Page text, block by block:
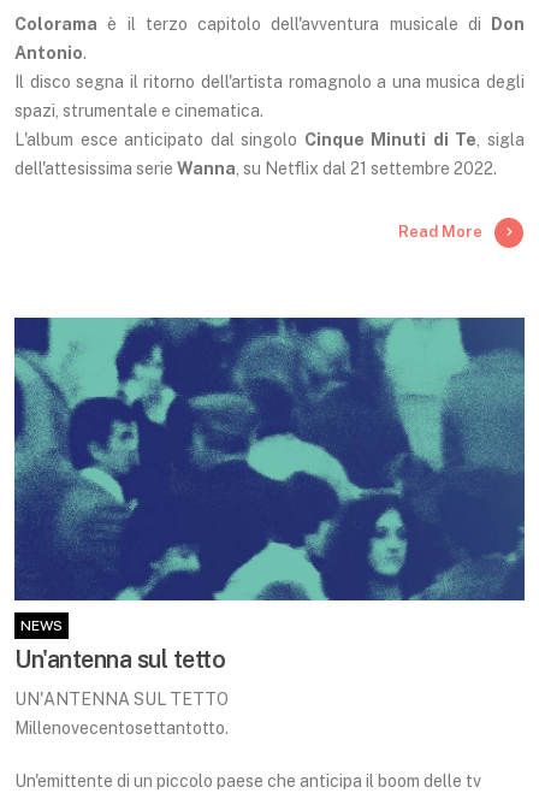
Colorama è il terzo capitolo dell'avventura musicale di Don
Antonio.
Il disco segna il ritorno dell'artista romagnolo a una musica degli
spazi, strumentale e cinematica.
L'album esce anticipato dal singolo Cinque Minuti di Te , sigla
dell'attesissima serie Wanna , su Netflix dal 21 settembre 2022.
Read More
NEWS
Un'antenna sul tetto
UN'ANTENNA SUL TETTO
Millenovecentosettantotto.
Un'emittente di un piccolo paese che anticipa il boom delle tv